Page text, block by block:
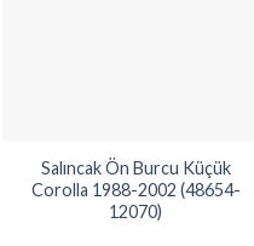
Salıncak Ön Burcu Küçük
Corolla 1988-2002 (48654-
12070)